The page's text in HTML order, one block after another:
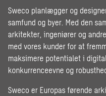
Sweco planlægger og
samfund og byer. Med den
arkitekter, ingeniører og
med vores kunder for at
maksimere potentialet i
konkurrenceevne og
Sweco er Europas førende